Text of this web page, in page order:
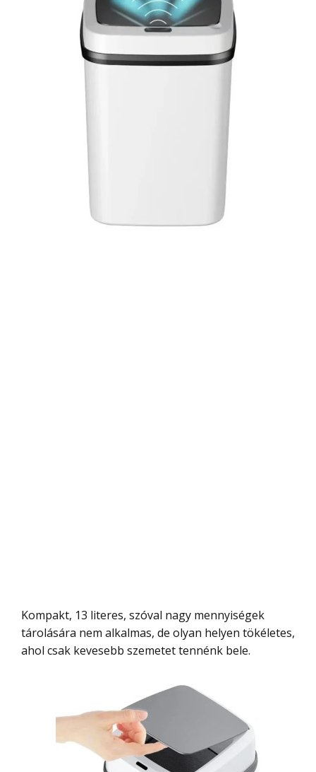
Kompakt, 13 literes, szóval nagy mennyiségek
tárolására nem alkalmas, de olyan helyen tökéletes,
ahol csak kevesebb szemetet tennénk bele.